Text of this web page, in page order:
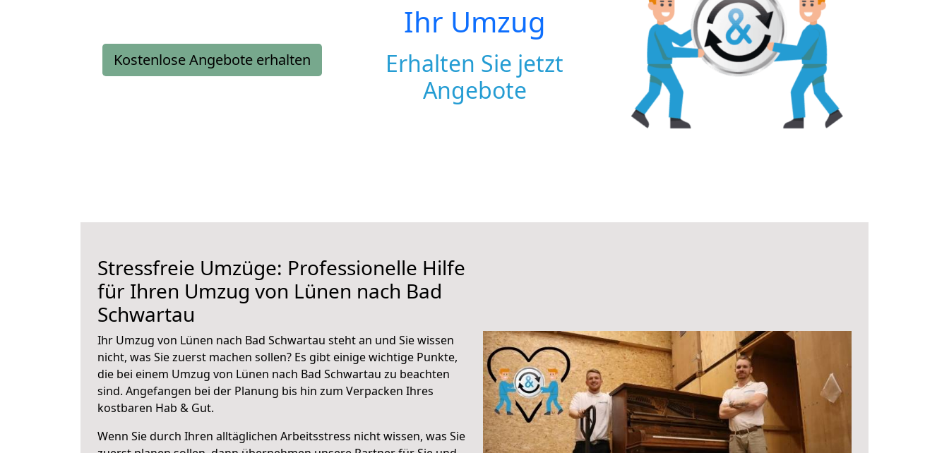
Kostenlose Angebote erhalten
Ihr Umzug
Erhalten Sie jetzt
Angebote
Stressfreie Umzüge: Professionelle Hilfe
für Ihren Umzug von Lünen nach Bad
Schwartau
Ihr Umzug von Lünen nach Bad Schwartau steht an und Sie wissen
nicht, was Sie zuerst machen sollen? Es gibt einige wichtige Punkte,
die bei einem Umzug von Lünen nach Bad Schwartau zu beachten
sind. Angefangen bei der Planung bis hin zum Verpacken Ihres
kostbaren Hab & Gut.
Wenn Sie durch Ihren alltäglichen Arbeitsstress nicht wissen, was Sie